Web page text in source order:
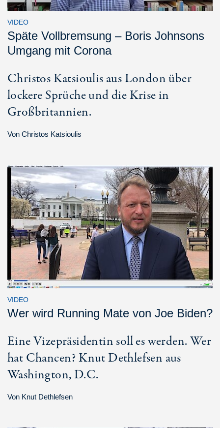
VIDEO
Späte Vollbremsung – Boris Johnsons
Umgang mit Corona
Christos Katsioulis aus London über
lockere Sprüche und die Krise in
Großbritannien.
Von Christos Katsioulis
VIDEO
Wer wird Running Mate von Joe Biden?
Eine Vizepräsidentin soll es werden. Wer
hat Chancen? Knut Dethlefsen aus
Washington, D.C.
Von Knut Dethlefsen